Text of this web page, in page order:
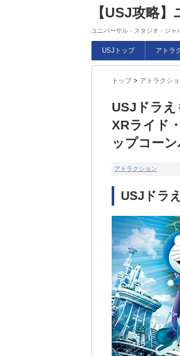
【USJ攻略
ユニバーサル・スタジオ・ジャ
USJトップ アトラ
トップ > アトラクシ
USJドラ
XRライド
ップコー
アトラクション
USJドラ